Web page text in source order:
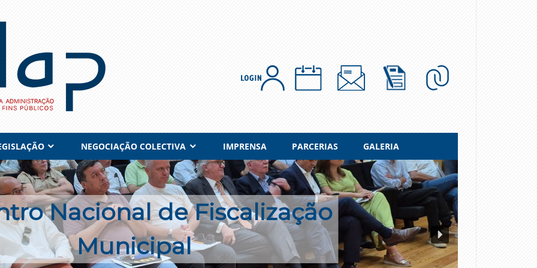
NEGOCIAÇÃO COLECTIVA IMPRENSA PARCERIAS GALERIA
Nacional de Fiscalização
Municipal